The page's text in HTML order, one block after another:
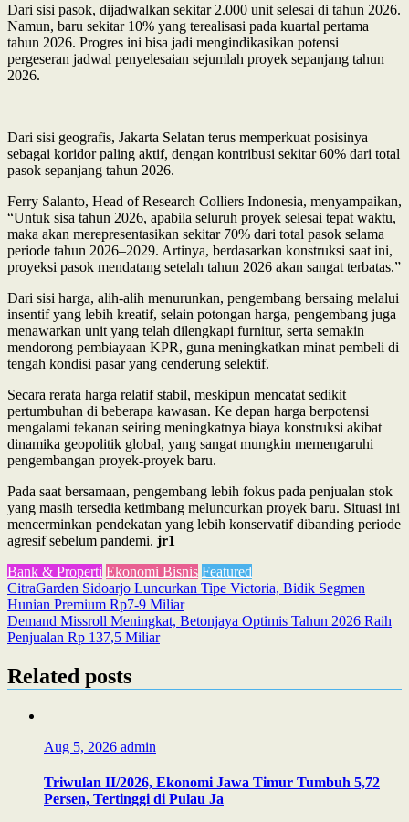
Dari sisi pasok, dijadwalkan sekitar 2.000 unit selesai di tahun 2026.
Namun, baru sekitar 10% yang terealisasi pada kuartal pertama
tahun 2026. Progres ini bisa jadi mengindikasikan potensi
pergeseran jadwal penyelesaian sejumlah proyek sepanjang tahun
2026.
Dari sisi geografis, Jakarta Selatan terus memperkuat posisinya
sebagai koridor paling aktif, dengan kontribusi sekitar 60% dari total
pasok sepanjang tahun 2026.
Ferry Salanto, Head of Research Colliers Indonesia, menyampaikan,
“Untuk sisa tahun 2026, apabila seluruh proyek selesai tepat waktu,
maka akan merepresentasikan sekitar 70% dari total pasok selama
periode tahun 2026–2029. Artinya, berdasarkan konstruksi saat ini,
proyeksi pasok mendatang setelah tahun 2026 akan sangat terbatas.”
Dari sisi harga, alih-alih menurunkan, pengembang bersaing melalui
insentif yang lebih kreatif, selain potongan harga, pengembang juga
menawarkan unit yang telah dilengkapi furnitur, serta semakin
mendorong pembiayaan KPR, guna meningkatkan minat pembeli di
tengah kondisi pasar yang cenderung selektif.
Secara rerata harga relatif stabil, meskipun mencatat sedikit
pertumbuhan di beberapa kawasan. Ke depan harga berpotensi
mengalami tekanan seiring meningkatnya biaya konstruksi akibat
dinamika geopolitik global, yang sangat mungkin memengaruhi
pengembangan proyek-proyek baru.
Pada saat bersamaan, pengembang lebih fokus pada penjualan stok
yang masih tersedia ketimbang meluncurkan proyek baru. Situasi ini
mencerminkan pendekatan yang lebih konservatif dibanding periode
agresif sebelum pandemi. jr1
Bank & Properti Ekonomi Bisnis Featured
Post
navigation
CitraGarden Sidoarjo Luncurkan Tipe Victoria, Bidik Segmen
Hunian Premium Rp7-9 Miliar
Demand Missroll Meningkat, Betonjaya Optimis Tahun 2026 Raih
Penjualan Rp 137,5 Miliar
Related posts
Aug 5, 2026 admin
Triwulan II/2026, Ekonomi Jawa Timur Tumbuh 5,72
Persen, Tertinggi di Pulau Ja